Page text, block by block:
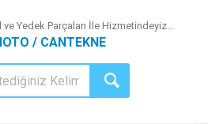
Yedek Parçaları İle Hizmetindeyiz...
/ CANTEKNE